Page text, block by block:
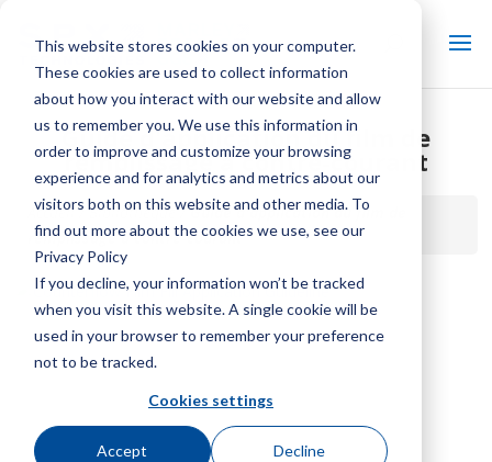
This website stores cookies on your computer.
These cookies are used to collect information
about how you interact with our website and allow
us to remember you. We use this information in
order to improve and customize your browsing
experience and for analytics and metrics about our
visitors both on this website and other media. To
find out more about the cookies we use, see our
Privacy Policy
If you decline, your information won’t be tracked
when you visit this website. A single cookie will be
used in your browser to remember your preference
not to be tracked.
Cookies settings
Accept Decline
Guide d'application du film de
remplissage à contre-courant
Accueil / Bibliothèque /Guide d'application du film de
remplissage à contre-courant